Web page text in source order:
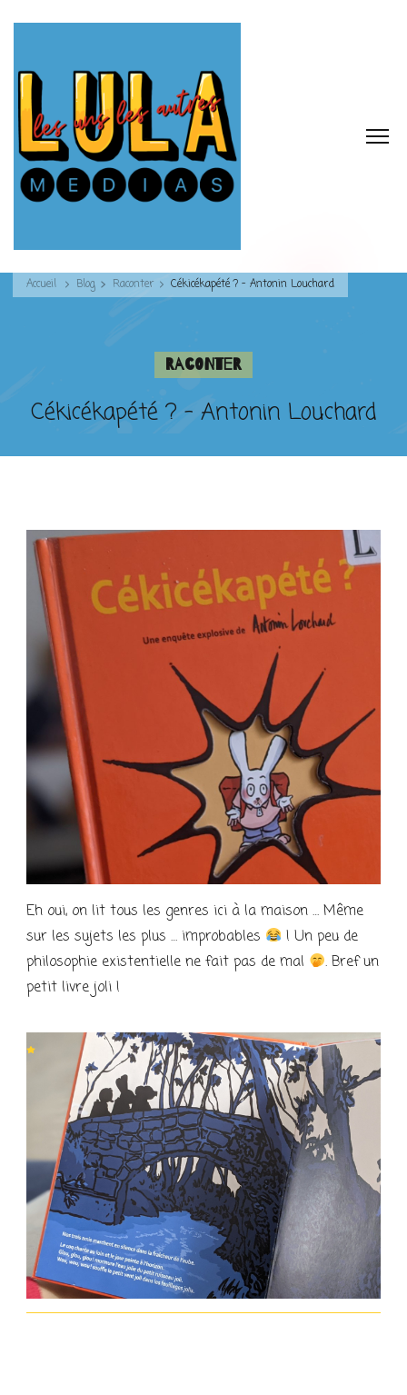
Accueil Blog Raconter Cékicékapété ? – Antonin Louchard
Raconter
Cékicékapété ? – Antonin Louchard
Eh oui, on lit tous les genres ici à la maison … Même
sur les sujets les plus … improbables
! Un peu de
philosophie existentielle ne fait pas de mal
. Bref un
petit livre joli !